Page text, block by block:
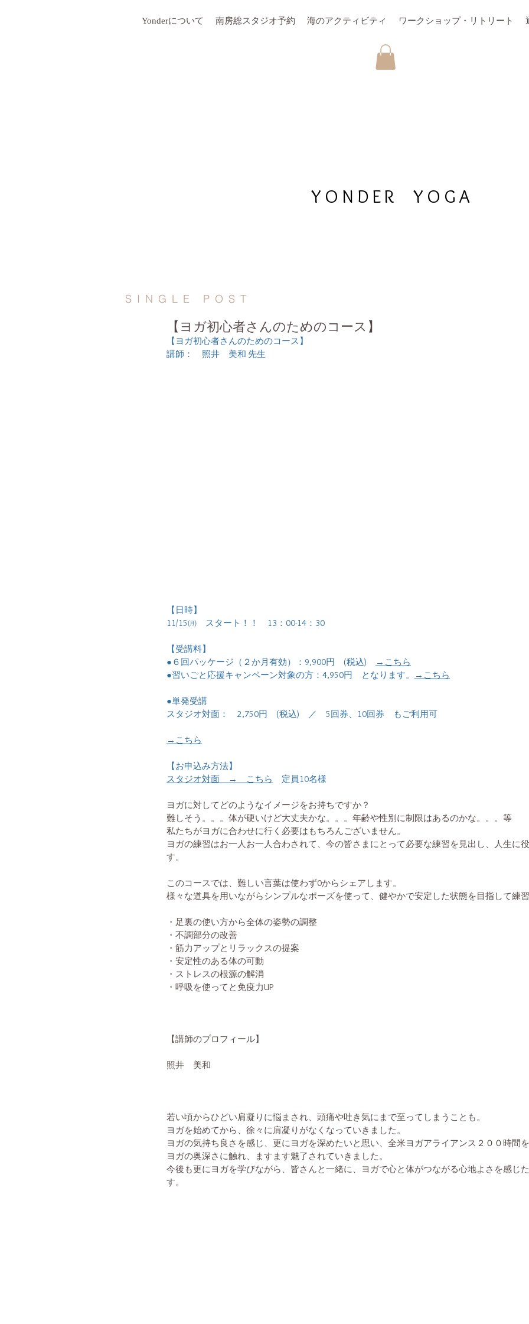
Yonderについて 南房総スタジオ予約 海のアクティビティ ワークショップ・リトリート
YONDER YOGA
SINGLE POST
【ヨガ初心者さんのためのコース】
【ヨガ初心者さんのためのコース】
​講師：　照井　美和 先生
【日時】
11/15㈪　スタート！！     13：00-14：30
【受講料】
●６回パッケージ（２か月有効）：9,900円　(税込)
→こちら
●習いごと応援キャンペーン対象の方：4,950円　となります。
→ こちら
​●単発受講
スタジオ対面：　2,750円　(税込)　／　5回券、10回券　もご利用可
→ こちら
【お申込み方法】
スタジオ対面　→　こちら
定員10名様
ヨガに対してどのようなイメージをお持ちですか？
難しそう。。。体が硬いけど大丈夫かな。。。年齢や性別に制限はあるのかな。。。等
私たちがヨガに合わせに行く必要はもちろんございません。
ヨガの練習はお一人お一人合わされて、今の皆さまにとって必要な練習を見出し、人生に
す。
このコースでは、難しい言葉は使わず0からシェアします。
様々な道具を用いながらシンプルなポーズを使って、健やかで安定した状態を目指して練習
・足裏の使い方から全体の姿勢の調整
・不調部分の改善
・筋力アップとリラックスの提案
・安定性のある体の可動
・ストレスの根源の解消
​・呼吸を使ってと免疫力UP
【講師のプロフィール】
照井　美和
若い頃からひどい肩凝りに悩まされ、頭痛や吐き気にまで至ってしまうことも。
ヨガを始めてから、徐々に肩凝りがなくなっていきました。
ヨガの気持ち良さを感じ、更にヨガを深めたいと思い、全米ヨガアライアンス２００時間を
ヨガの奥深さに触れ、ますます魅了されていきました。
今後も更にヨガを学びながら、皆さんと一緒に、ヨガで心と体がつながる心地よさを感じ
す。 ​